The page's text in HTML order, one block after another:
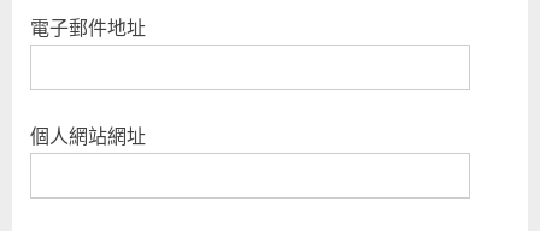
電子郵件地址
個人網站網址